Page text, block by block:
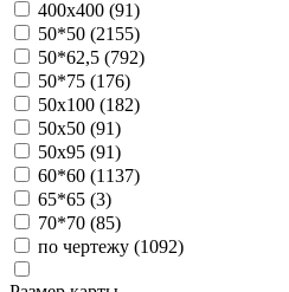
400х400 (91)
50*50 (2155)
50*62,5 (792)
50*75 (176)
50х100 (182)
50х50 (91)
50х95 (91)
60*60 (1137)
65*65 (3)
70*70 (85)
по чертежу (1092)